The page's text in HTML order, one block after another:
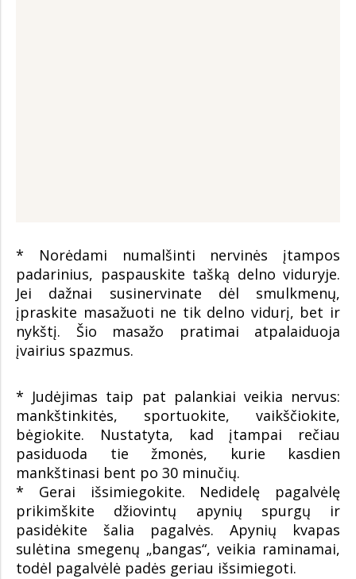
* Norėdami numalšinti nervinės įtampos
padarinius, paspauskite tašką delno viduryje.
Jei dažnai susinervinate dėl smulkmenų,
įpraskite masažuoti ne tik delno vidurį, bet ir
nykštį. Šio masažo pratimai atpalaiduoja
įvairius spazmus.
* Judėjimas taip pat palankiai veikia nervus:
mankštinkitės, sportuokite, vaikščiokite,
bėgiokite. Nustatyta, kad įtampai rečiau
pasiduoda tie žmonės, kurie kasdien
mankštinasi bent po 30 minučių.
* Gerai išsimiegokite. Nedidelę pagalvėlę
prikimškite džiovintų apynių spurgų ir
pasidėkite šalia pagalvės. Apynių kvapas
sulėtina smegenų „bangas“, veikia raminamai,
todėl pagalvėlė padės geriau išsimiegoti.